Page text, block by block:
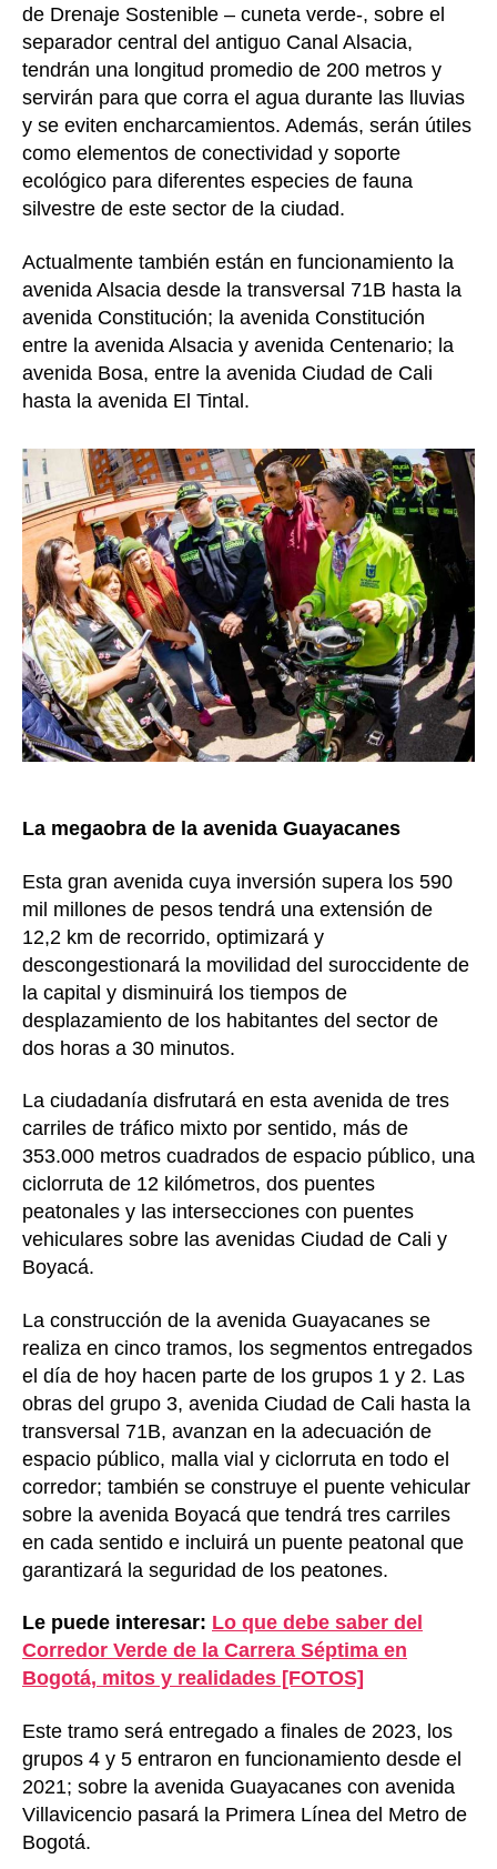
de Drenaje Sostenible – cuneta verde-, sobre el
separador central del antiguo Canal Alsacia,
tendrán una longitud promedio de 200 metros y
servirán para que corra el agua durante las lluvias
y se eviten encharcamientos. Además, serán útiles
como elementos de conectividad y soporte
ecológico para diferentes especies de fauna
silvestre de este sector de la ciudad.
Actualmente también están en funcionamiento la
avenida Alsacia desde la transversal 71B hasta la
avenida Constitución; la avenida Constitución
entre la avenida Alsacia y avenida Centenario; la
avenida Bosa, entre la avenida Ciudad de Cali
hasta la avenida El Tintal.
La megaobra de la avenida Guayacanes
Esta gran avenida cuya inversión supera los 590
mil millones de pesos tendrá una extensión de
12,2 km de recorrido, optimizará y
descongestionará la movilidad del suroccidente de
la capital y disminuirá los tiempos de
desplazamiento de los habitantes del sector de
dos horas a 30 minutos.
La ciudadanía disfrutará en esta avenida de tres
carriles de tráfico mixto por sentido, más de
353.000 metros cuadrados de espacio público, una
ciclorruta de 12 kilómetros, dos puentes
peatonales y las intersecciones con puentes
vehiculares sobre las avenidas Ciudad de Cali y
Boyacá.
La construcción de la avenida Guayacanes se
realiza en cinco tramos, los segmentos entregados
el día de hoy hacen parte de los grupos 1 y 2. Las
obras del grupo 3, avenida Ciudad de Cali hasta la
transversal 71B, avanzan en la adecuación de
espacio público, malla vial y ciclorruta en todo el
corredor; también se construye el puente vehicular
sobre la avenida Boyacá que tendrá tres carriles
en cada sentido e incluirá un puente peatonal que
garantizará la seguridad de los peatones.
Le puede interesar: Lo que debe saber del
Corredor Verde de la Carrera Séptima en
Bogotá, mitos y realidades [FOTOS]
Este tramo será entregado a finales de 2023, los
grupos 4 y 5 entraron en funcionamiento desde el
2021; sobre la avenida Guayacanes con avenida
Villavicencio pasará la Primera Línea del Metro de
Bogotá.